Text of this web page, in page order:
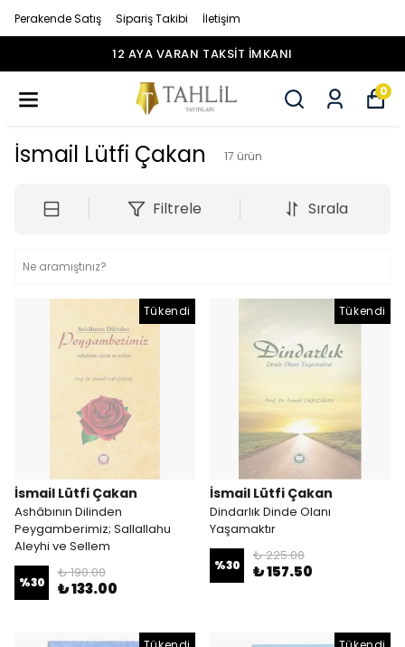
Perakende Satış Sipariş Takibi İletişim
12 AYA VARAN TAKSİT İMKANI
0
İsmail Lütfi Çakan 17 ürün
Filtrele Sırala
Tükendi
İsmail Lütfi Çakan
Ashâbının Dilinden
Peygamberimiz; Sallallahu
Aleyhi ve Sellem
%30
₺ 190.00
₺ 133.00
Tükendi
İsmail Lütfi Çakan
Dindarlık Dinde Olanı
Yaşamaktır
%30
₺ 225.00
₺ 157.50